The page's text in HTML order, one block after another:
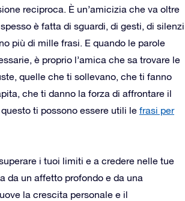
reciproca. È un’amicizia che va oltre
è fatta di sguardi, di gesti, di silenzi
più di mille frasi. E quando le parole
è proprio l’amica che sa trovare le
quelle che ti sollevano, che ti fanno
che ti danno la forza di affrontare il
ti possono essere utili le frasi per
i tuoi limiti e a credere nelle tue
da un affetto profondo e da una
la crescita personale e il